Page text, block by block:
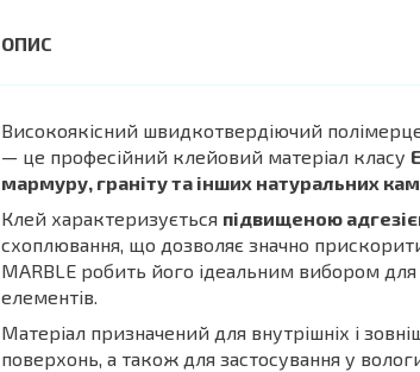
Високоякісний швидкотвердіючий
— це професійний клейовий матеріал класу
мармуру, граніту та інших натуральних
Клей характеризується підвищеною
схоплювання, що дозволяє значно
MARBLE робить його ідеальним вибором
елементів.
Матеріал призначений для внутрішніх і
поверхонь, а також для застосування у